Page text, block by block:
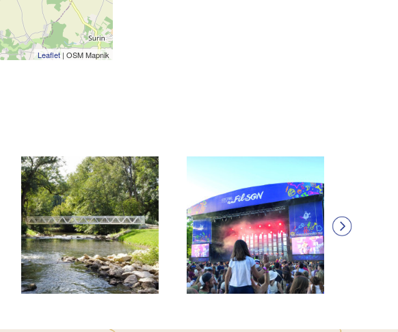
Leaflet| OSM Mapnik